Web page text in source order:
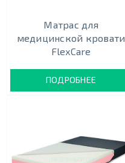
Матрас для
медицинской кровати
FlexCare
ПОДРОБНЕЕ